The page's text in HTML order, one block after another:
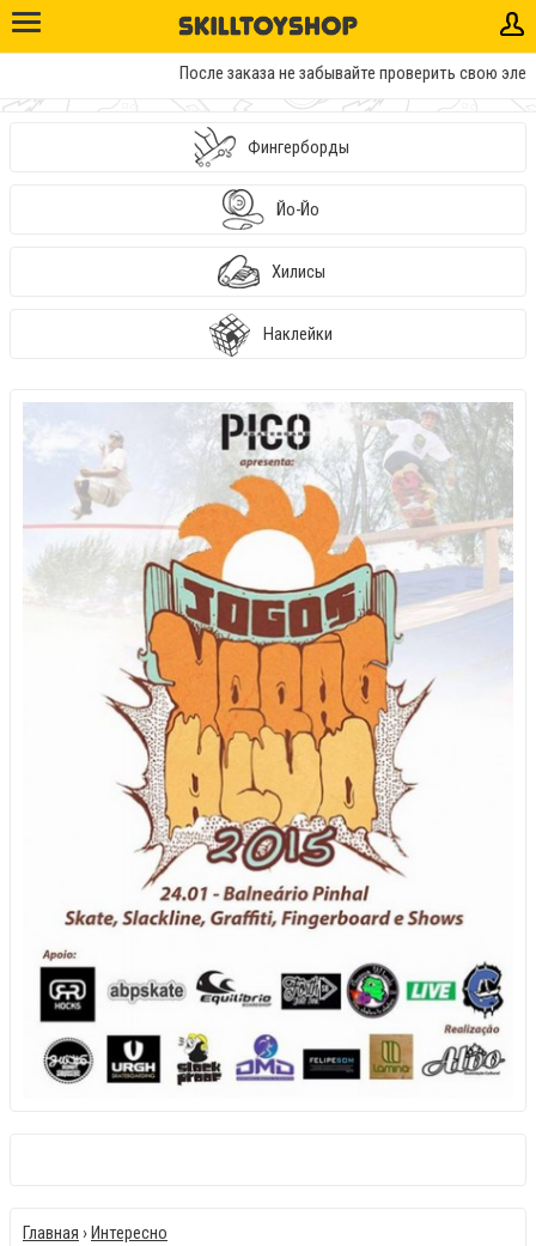
После заказа не забывайте проверить свою
Фингерборды
Йо-Йо
Хилисы
Наклейки
Главная › Интересно